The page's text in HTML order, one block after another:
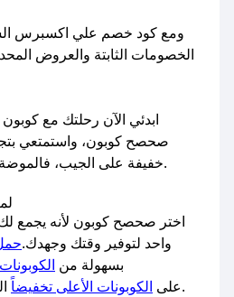
ومع كود خصم علي اكسبرس
الخصومات الثابتة والعروض
ابدئي الآن رحلتك مع
صحصح كوبون، واستمتعي
خفيفة على الجيب، فالموضة أصبحت في متناول يدك.
اختر صحصح كوبون لأنه يجمع
واحد لتوفير وقتك وجهدك.
بسهولة من
على الكوبونات الأعلى تخفيضاً
التي تمنحك أفضل الأسعار.